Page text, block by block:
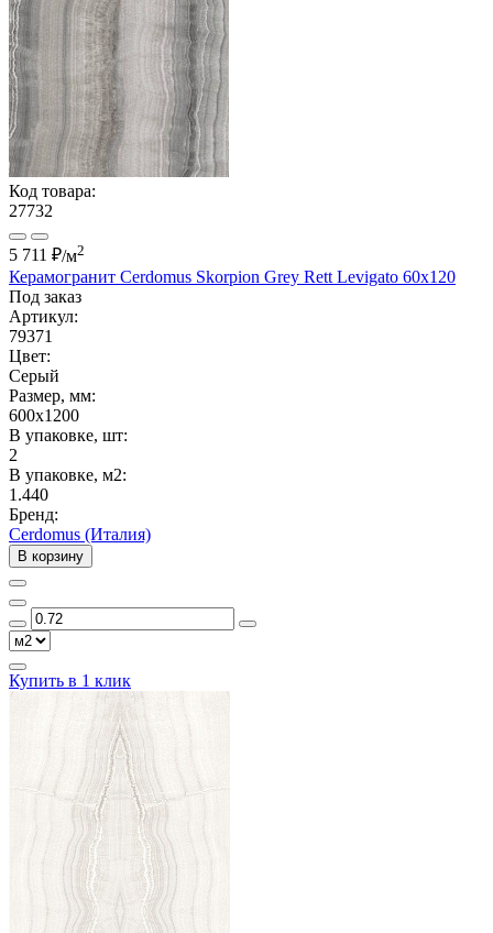
Код товара:
27732
5 711 ₽/м2
Керамогранит Cerdomus Skorpion Grey Rett Levigato 60x120
Под заказ
Артикул:
79371
Цвет:
Серый
Размер, мм:
600x1200
В упаковке, шт:
2
В упаковке, м2:
1.440
Бренд:
Cerdomus (Италия)
В корзину
Купить в 1 клик